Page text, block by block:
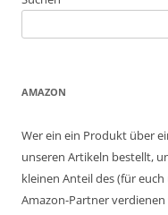
AMAZON
Wer ein ein Produkt über
unseren Artikeln bestellt,
kleinen Anteil des (für
Amazon-Partner